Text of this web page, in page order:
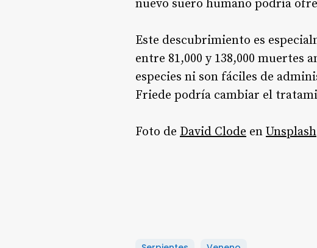
nuevo suero humano podría
Este descubrimiento es
entre 81,000 y 138,000 muertes
especies ni son fáciles de
Friede podría cambiar el
Foto de David Clode en Unsplash